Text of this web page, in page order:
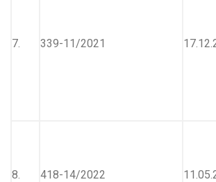
7. 339-11/2021
8. 418-14/2022